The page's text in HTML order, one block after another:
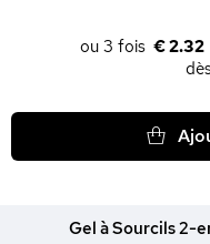
€ 2.32
Gel à Sourcils 2-